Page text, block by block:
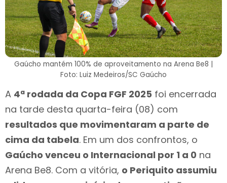
Gaúcho mantém 100% de aproveitamento na Arena Be8 |
Foto: Luiz Medeiros/SC Gaúcho
A 4ª rodada da Copa FGF 2025 foi encerrada
na tarde desta quarta-feira (08) com
resultados que movimentaram a parte de
cima da tabela. Em um dos confrontos, o
Gaúcho venceu o Internacional por 1 a 0 na
Arena Be8. Com a vitória, o Periquito assumiu